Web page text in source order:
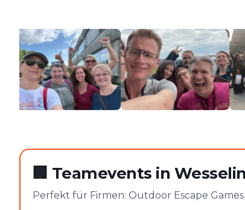
🏢 Teamevents in
Perfekt für Firmen: Outdoor Escape